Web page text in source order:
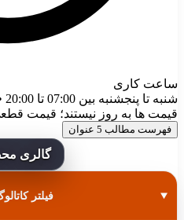
ساعت کاری
شنبه تا پنجشنبه بین 07:00 تا 20:00 • روزهای تعطیل 08:00 تا 15:00
قیمت ها به روز نیستند؛ قیمت
فهرست مطالب 5 عنوان
گالری
فیلتر